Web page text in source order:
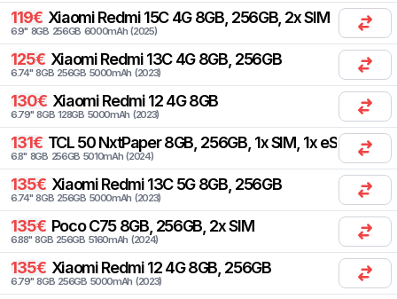
119€ Xiaomi Redmi 15C 4G 8GB, 256GB, 2x SIM
6.9" 8GB 256GB 6000mAh (2025)
125€ Xiaomi Redmi 13C 4G 8GB, 256GB
6.74" 8GB 256GB 5000mAh (2023)
130€ Xiaomi Redmi 12 4G 8GB
6.79" 8GB 128GB 5000mAh (2023)
131€ TCL 50 NxtPaper 8GB, 256GB, 1x SIM, 1x eSIM
6.8" 8GB 256GB 5010mAh (2024)
135€ Xiaomi Redmi 13C 5G 8GB, 256GB
6.74" 8GB 256GB 5000mAh (2023)
135€ Poco C75 8GB, 256GB, 2x SIM
6.88" 8GB 256GB 5160mAh (2024)
135€ Xiaomi Redmi 12 4G 8GB, 256GB
6.79" 8GB 256GB 5000mAh (2023)